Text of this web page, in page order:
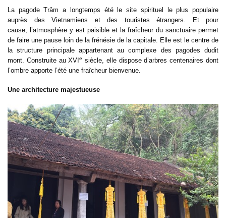
La pagode Trâm a longtemps été le site spirituel le plus populaire
auprès des Vietnamiens et des touristes étrangers. Et pour
cause, l’atmosphère y est paisible et la fraîcheur du sanctuaire permet
de faire une pause loin de la frénésie de la capitale. Elle est le centre de
la structure principale appartenant au complexe des pagodes dudit
mont. Construite au XVIe siècle, elle dispose d’arbres centenaires dont
l’ombre apporte l’été une fraîcheur bienvenue.
Une architecture majestueuse